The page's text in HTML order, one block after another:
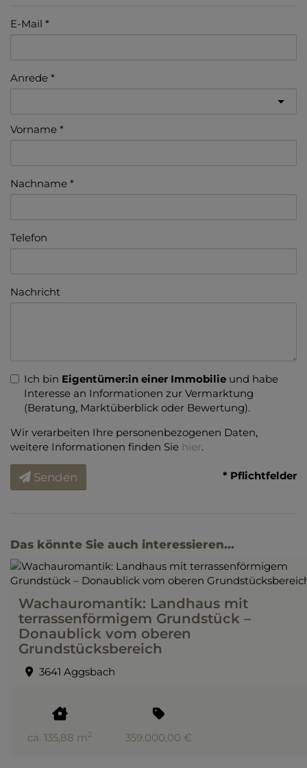
E-Mail
Anrede
Vorname
Nachname
Telefon
Nachricht
Ich bin Eigentümer:in einer Immobilie und habe
Interesse an Informationen zur Vermarktung
(Beratung, Marktüberblick oder Bewertung).
Wir verarbeiten Ihre personenbezogenen Daten,
weitere Informationen finden Sie hier.
Senden * Pflichtfelder
Das könnte Sie auch interessieren...
Wachauromantik: Landhaus mit
terrassenförmigem Grundstück –
Donaublick vom oberen
Grundstücksbereich
3641 Aggsbach
ca. 135,88 m2 359.000,00 €